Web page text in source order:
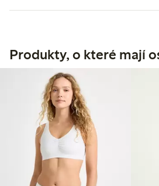
Produkty, o které mají